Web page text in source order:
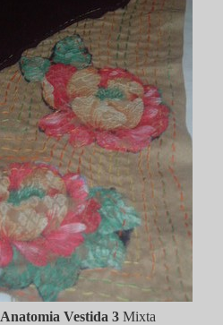
Anatomia Vestida 3 Mixta